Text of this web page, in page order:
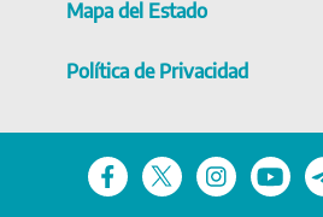
Mapa del Estado
Política de Privacidad